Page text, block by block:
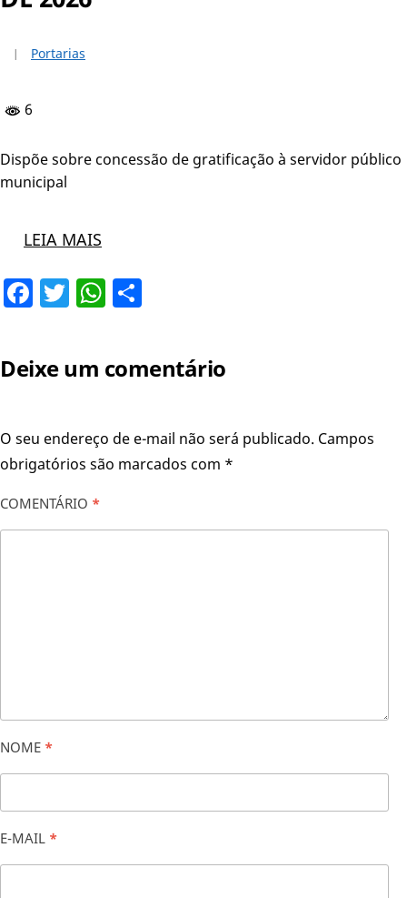
Portarias
6
Dispõe sobre concessão de gratificação à servidor público
municipal
LEIA MAIS
Facebook
TwitterWhatsApp
Deixe um comentário
O seu endereço de e-mail não será publicado. Campos
obrigatórios são marcados com *
COMENTÁRIO *
NOME *
E-MAIL *